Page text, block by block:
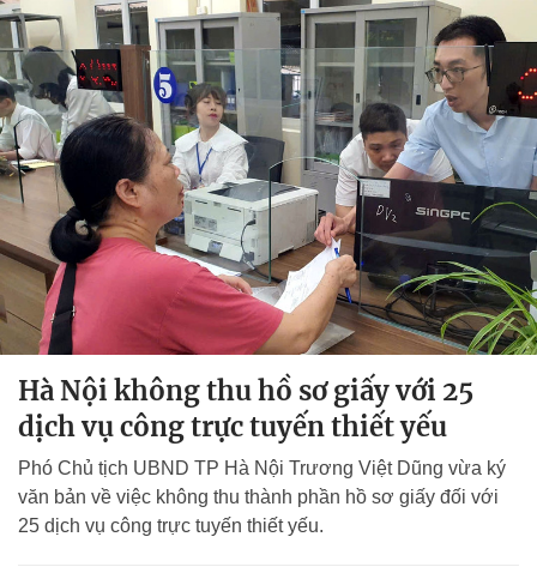
Hà Nội không thu hồ sơ giấy với 25
dịch vụ công trực tuyến thiết yếu
Phó Chủ tịch UBND TP Hà Nội Trương Việt Dũng vừa ký
văn bản về việc không thu thành phần hồ sơ giấy đối với
25 dịch vụ công trực tuyến thiết yếu.